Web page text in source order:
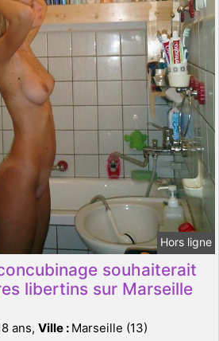
Hors ligne
souhaiterait
libertins sur Marseille
ans, Ville : Marseille (13)